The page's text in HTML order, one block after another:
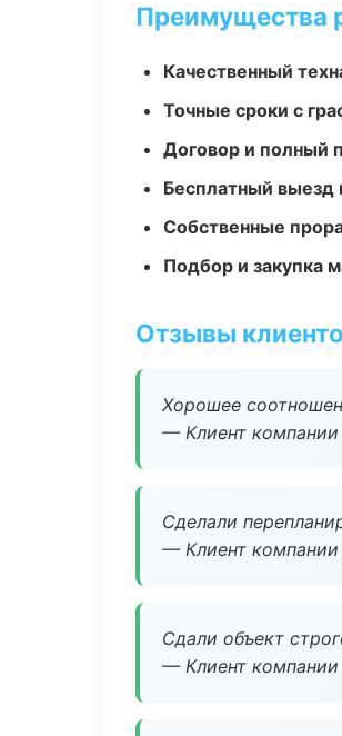
Преимущества
Качественный
Точные сроки с
Договор и полный
Бесплатный выезд
Собственные
Подбор и закупка
Отзывы
Хорошее
— Клиент компании
Сделали
— Клиент компании
Сдали объект
— Клиент компании